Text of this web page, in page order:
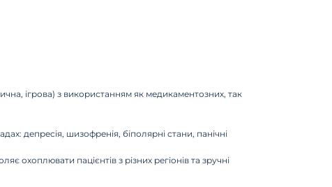
ігрова) з використанням як медикаментозних, так
депресія, шизофренія, біполярні стани, панічні
охоплювати пацієнтів з різних регіонів та зручні